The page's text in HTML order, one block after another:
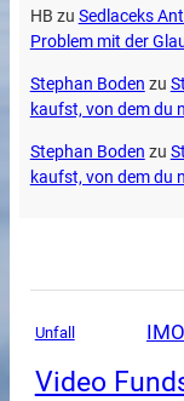
HB zu Sedlaceks
Problem mit der
Stephan Boden zu
kaufst, von dem du
Stephan Boden zu
kaufst, von dem du
Unfall
Video